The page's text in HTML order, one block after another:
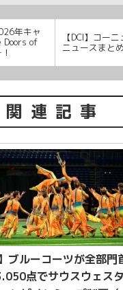
年キャ
Doors of
【DCI】コー
ニュースまと
関連記事
ブルーコーツが全部門
点でサウスウェスタ